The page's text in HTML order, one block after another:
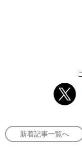
新着記事一覧へ